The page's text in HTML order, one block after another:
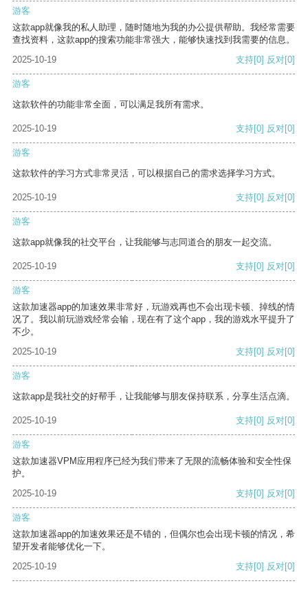
游客
这款app就像我的私人助理，随时随地为我的办公提供帮助。我经常需要
查找资料，这款app的搜索功能非常强大，能够快速找到我需要的信息。
2025-10-19
支持[0] 反对[0]
游客
这款软件的功能非常全面，可以满足我所有需求。
2025-10-19 支持[0] 反对[0]
游客
这款软件的学习方式非常灵活，可以根据自己的需求选择学习方式。
2025-10-19 支持[0] 反对[0]
游客
这款app就像我的社交平台，让我能够与志同道合的朋友一起交流。
2025-10-19 支持[0] 反对[0]
游客
这款加速器app的加速效果非常好，玩游戏再也不会出现卡顿、掉线的情
况了。我以前玩游戏经常会输，现在有了这个app，我的游戏水平提升了
不少。
2025-10-19
支持[0] 反对[0]
游客
这款app是我社交的好帮手，让我能够与朋友保持联系，分享生活点滴。
2025-10-19 支持[0] 反对[0]
游客
这款加速器VPM应用程序已经为我们带来了无限的流畅体验和安全性保
护。
2025-10-19
支持[0] 反对[0]
游客
这款加速器app的加速效果还是不错的，但偶尔也会出现卡顿的情况，希
望开发者能够优化一下。
2025-10-19
支持[0] 反对[0]